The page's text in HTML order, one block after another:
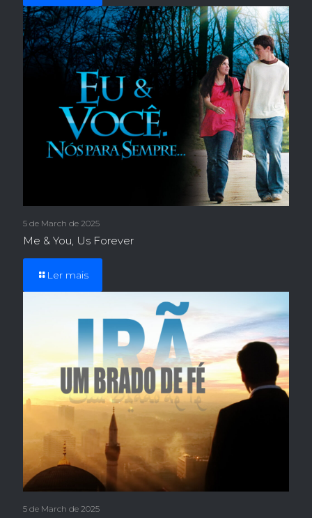
5 de March de 2025
Me & You, Us Forever
Ler mais
5 de March de 2025